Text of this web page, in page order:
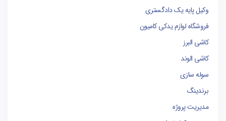
وکیل پایه یک دادگستری
فروشگاه لوازم یدکی کامیون
کاشی البرز
کاشی الوند
سوله سازی
برندینگ
مدیریت پروژه